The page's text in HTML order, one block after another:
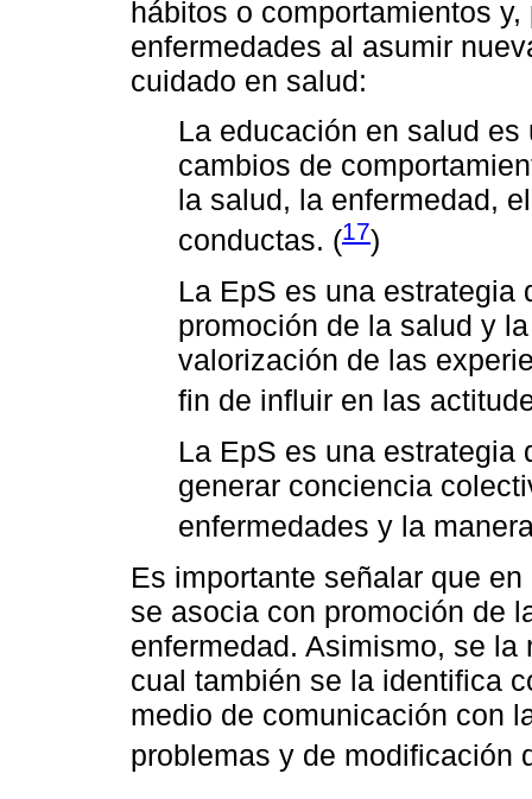
hábitos o comportamientos
enfermedades al asumir
cuidado en salud:
La educación en salud
cambios de
la salud, la enfermedad,
conductas. (17)
La EpS es una estrategia
promoción de la salud y
valorización de las
fin de influir en las
La EpS es una estrategia
generar conciencia
enfermedades y la
Es importante señalar que
se asocia con promoción de
enfermedad. Asimismo, se
cual también se la identifica
medio de comunicación con
problemas y de modificación